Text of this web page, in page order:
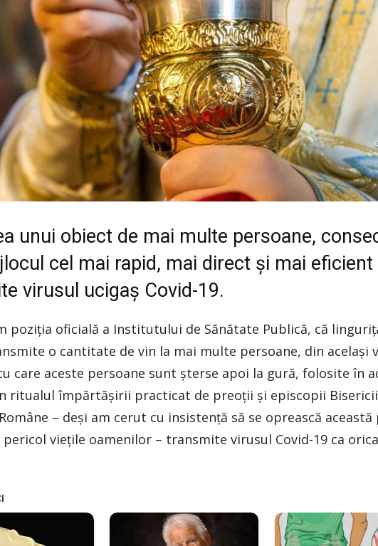
unui obiect de mai multe persoane,
cel mai rapid, mai direct şi mai eficient
virusul ucigaş Covid-19.
poziţia oficială a Institutului de Sănătate Publică, că
o cantitate de vin la mai multe persoane, din acelaşi
care aceste persoane sunt şterse apoi la gură, folosite în
ritualul împărtăşirii practicat de preoţii şi episcopii Bisericii
– deşi am cerut cu insistenţă să se oprească
pericol vieţile oamenilor – transmite virusul Covid-19 ca